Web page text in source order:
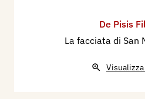
De Pisis
La facciata di San